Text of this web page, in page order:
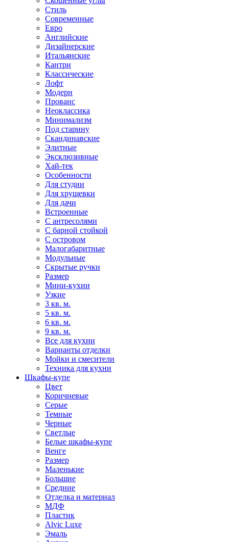
Стиль
Современные
Евро
Английские
Дизайнерские
Итальянские
Кантри
Классические
Лофт
Модерн
Прованс
Неоклассика
Минимализм
Под старину
Скандинавские
Элитные
Эксклюзивные
Хай-тек
Особенности
Для студии
Для хрущевки
Для дачи
Встроенные
С антресолями
С барной стойкой
С островом
Малогабаритные
Модульные
Скрытые ручки
Размер
Мини-кухни
Узкие
3 кв. м.
5 кв. м.
6 кв. м.
9 кв. м.
Все для кухни
Варианты отделки
Мойки и смесители
Техника для кухни
Шкафы-купе
Цвет
Коричневые
Серые
Темные
Черные
Светлые
Белые шкафы-купе
Венге
Размер
Маленькие
Большие
Средние
Отделка и материал
МДФ
Пластик
Alvic Luxe
Эмаль